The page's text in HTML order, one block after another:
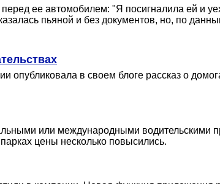
ее автомобилем: "Я посигналила ей и
пьяной и без документов, но, по
опубликовала в своем блоге рассказ о
или международными водительскими
цены несколько повысились.